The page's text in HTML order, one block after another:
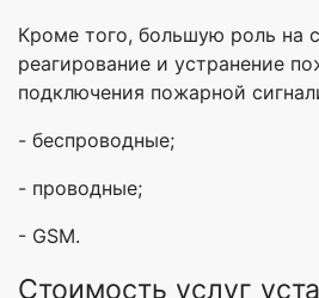
Кроме того, большую роль на
реагирование и устранение
подключения пожарной
- беспроводные;
- проводные;
- GSM.
Стоимость услуг